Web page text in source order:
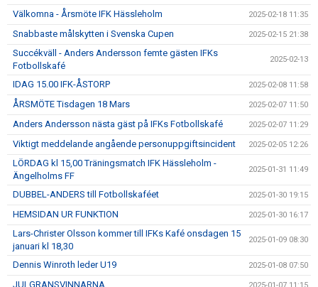
Välkomna - Årsmöte IFK Hässleholm 2025-02-18 11:35
Snabbaste målskytten i Svenska Cupen 2025-02-15 21:38
Succékväll - Anders Andersson femte gästen IFKs
Fotbollskafé
2025-02-13
IDAG 15.00 IFK-ÅSTORP 2025-02-08 11:58
ÅRSMÖTE Tisdagen 18 Mars 2025-02-07 11:50
Anders Andersson nästa gäst på IFKs Fotbollskafé 2025-02-07 11:29
Viktigt meddelande angående personuppgiftsincident 2025-02-05 12:26
LÖRDAG kl 15,00 Träningsmatch IFK Hässleholm -
Ängelholms FF
2025-01-31 11:49
DUBBEL-ANDERS till Fotbollskaféet 2025-01-30 19:15
HEMSIDAN UR FUNKTION 2025-01-30 16:17
Lars-Christer Olsson kommer till IFKs Kafé onsdagen 15
januari kl 18,30
2025-01-09 08:30
Dennis Winroth leder U19 2025-01-08 07:50
JULGRANSVINNARNA 2025-01-07 11:15